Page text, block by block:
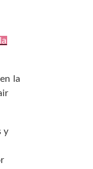
la
y